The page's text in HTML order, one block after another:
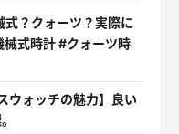
式？クォーツ？実際に
式時計 #クォーツ時
ウォッチの魅力】良い